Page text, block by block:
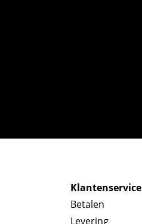
Klantenservice
Betalen
Levering